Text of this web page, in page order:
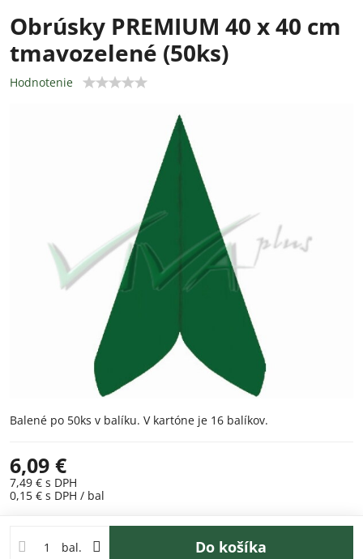
Obrúsky PREMIUM 40 x 40 cm
tmavozelené (50ks)
Hodnotenie
Balené po 50ks v balíku. V kartóne je 16 balíkov.
6,09 €
7,49 € s DPH
0,15 € s DPH / bal
bal. Do košíka